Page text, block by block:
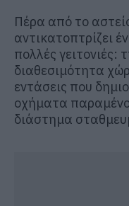
Πέρα από το
αντικατοπτρίζει
πολλές γειτονιές:
διαθεσιμότητα
εντάσεις που
οχήματα
διάστημα